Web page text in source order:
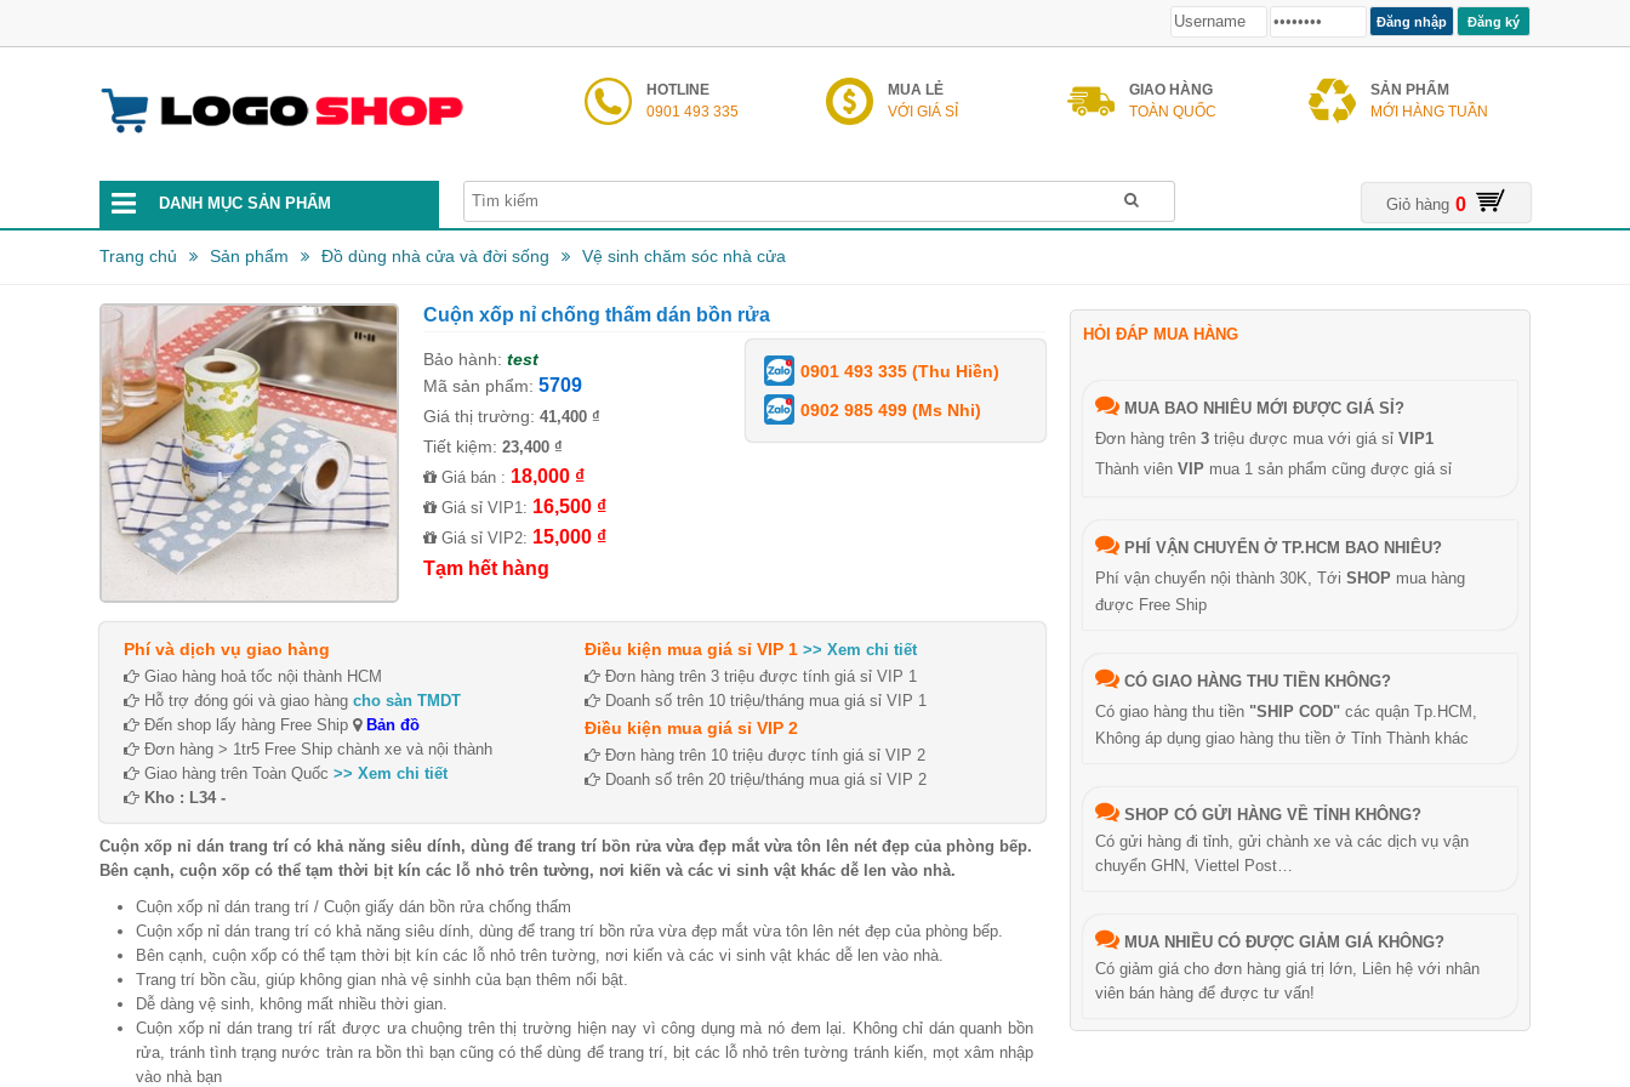
Đăng ký
HOTLINE
0901 493 335
MUA LẺ
VỚI GIÁ SỈ
GIAO HÀNG
TOÀN QUỐC
SẢN PHẨM
MỚI HÀNG TUẦN
Giỏ hàng 0
DANH MỤC SẢN PHẨM
Trang chủ Sản phẩm Đồ dùng nhà cửa và đời sống Vệ sinh chăm sóc nhà cửa
Cuộn xốp nỉ chống thấm dán bồn rửa
Bảo hành: test
Mã sản phẩm: 5709
Giá thị trường: 41,400 ₫
Tiết kiệm: 23,400 ₫
Giá bán : 18,000 ₫
Giá sỉ VIP1: 16,500 ₫
Giá sỉ VIP2: 15,000 ₫
Tạm hết hàng
0901 493 335 (Thu Hiền)
0902 985 499 (Ms Nhi)
Phí và dịch vụ giao hàng
Giao hàng hoả tốc nội thành HCM
Hỗ trợ đóng gói và giao hàng cho sàn TMDT
Đến shop lấy hàng Free Ship
Bản đồ
Đơn hàng > 1tr5 Free Ship chành xe và nội thành
Giao hàng trên Toàn Quốc >> Xem chi tiết
Kho : L34 -
Điều kiện mua giá sỉ VIP 1 >> Xem chi tiết
Đơn hàng trên 3 triệu được tính giá sỉ VIP 1
Doanh số trên 10 triệu/tháng mua giá sỉ VIP 1
Điều kiện mua giá sỉ VIP 2
Đơn hàng trên 10 triệu được tính giá sỉ VIP 2
Doanh số trên 20 triệu/tháng mua giá sỉ VIP 2
Cuộn xốp nỉ dán trang trí có khả năng siêu dính, dùng để trang trí bồn rửa vừa đẹp mắt vừa tôn lên nét đẹp của phòng bếp.
Bên cạnh, cuộn xốp có thể tạm thời bịt kín các lỗ nhỏ trên tường, nơi kiến và các vi sinh vật khác dễ len vào nhà.
Cuộn xốp nỉ dán trang trí / Cuộn giấy dán bồn rửa chống thấm
Cuộn xốp nỉ dán trang trí có khả năng siêu dính, dùng để trang trí bồn rửa vừa đẹp mắt vừa tôn lên nét đẹp của phòng bếp.
Bên cạnh, cuộn xốp có thể tạm thời bịt kín các lỗ nhỏ trên tường, nơi kiến và các vi sinh vật khác dễ len vào nhà.
Trang trí bồn cầu, giúp không gian nhà vệ sinhh của bạn thêm nổi bật.
Dễ dàng vệ sinh, không mất nhiều thời gian.
Cuộn xốp nỉ dán trang trí rất được ưa chuộng trên thị trường hiện nay vì công dụng mà nó đem lại. Không chỉ dán quanh bồn
rửa, tránh tình trạng nước tràn ra bồn thì bạn cũng có thể dùng để trang trí, bịt các lỗ nhỏ trên tường tránh kiến, mọt xâm nhập
vào nhà bạn
HỎI ĐÁP MUA HÀNG
MUA BAO NHIÊU MỚI ĐƯỢC GIÁ SỈ?
Đơn hàng trên 3 triệu được mua với giá sỉ VIP1
Thành viên VIP mua 1 sản phẩm cũng được giá sỉ
PHÍ VẬN CHUYỂN Ở TP.HCM BAO NHIÊU?
Phí vận chuyển nội thành 30K, Tới SHOP mua hàng
được Free Ship
CÓ GIAO HÀNG THU TIỀN KHÔNG?
Có giao hàng thu tiền "SHIP COD" các quận Tp.HCM,
Không áp dụng giao hàng thu tiền ở Tỉnh Thành khác
SHOP CÓ GỬI HÀNG VỀ TỈNH KHÔNG?
Có gửi hàng đi tỉnh, gửi chành xe và các dịch vụ vận
chuyển GHN, Viettel Post…
MUA NHIỀU CÓ ĐƯỢC GIẢM GIÁ KHÔNG?
Có giảm giá cho đơn hàng giá trị lớn, Liên hệ với nhân
viên bán hàng để được tư vấn!